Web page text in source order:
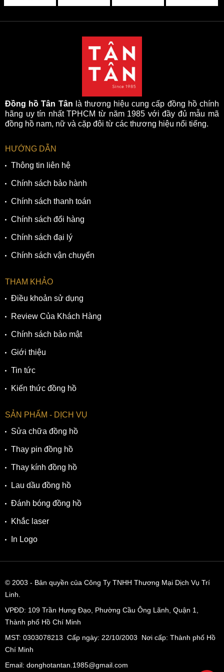
Đồng hồ Tân Tân là thương hiệu cung cấp đồng hồ chính
hãng uy tín nhất TPHCM từ năm 1985 với đầy đủ mẫu mã
đồng hồ nam, nữ và cặp đôi từ các thương hiệu nổi tiếng.
HƯỚNG DẪN
Thông tin liên hệ
Chính sách bảo hành
Chính sách thanh toán
Chính sách đổi hàng
Chính sách đại lý
Chính sách vận chuyển
THAM KHẢO
Điều khoản sử dụng
Review Của Khách Hàng
Chính sách bảo mật
Giới thiệu
Tin tức
Kiến thức đồng hồ
SẢN PHẨM - DỊCH VỤ
Sửa chữa đồng hồ
Thay pin đồng hồ
Thay kính đồng hồ
Lau dầu đồng hồ
Đánh bóng đồng hồ
Khắc laser
In Logo
© 2003 - Bản quyền của Công Ty TNHH Thương Mại Dịch Vụ Trí
Linh.
VPĐD: 109 Trần Hưng Đạo, Phường Cầu Ông Lãnh, Quận 1,
Thành phố Hồ Chí Minh
MST: 0303078213 Cấp ngày: 22/10/2003 Nơi cấp: Thành phố Hồ
Chí Minh
Email: donghotantan.1985@gmail.com